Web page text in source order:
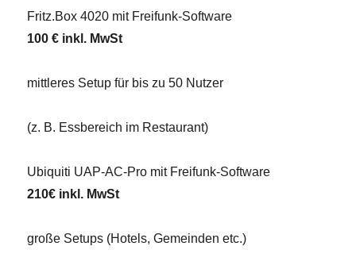
Fritz.Box 4020 mit Freifunk-Software
100 € inkl. MwSt
mittleres Setup für bis zu 50 Nutzer
(z. B. Essbereich im Restaurant)
Ubiquiti UAP-AC-Pro mit Freifunk-Software
210€ inkl. MwSt
große Setups (Hotels, Gemeinden etc.)